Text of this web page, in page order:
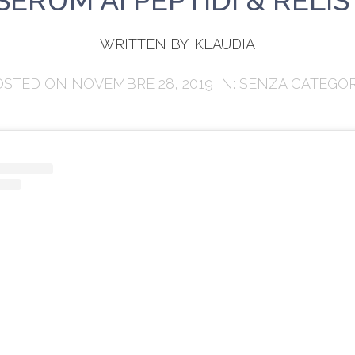
WRITTEN BY: KLAUDIA
ON NOVEMBRE 28, 2019 IN: SENZA